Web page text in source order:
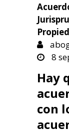
8
Hay
con